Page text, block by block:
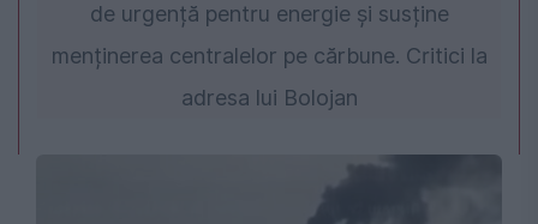
de urgență pentru energie și susține
menținerea centralelor pe cărbune. Critici la
adresa lui Bolojan